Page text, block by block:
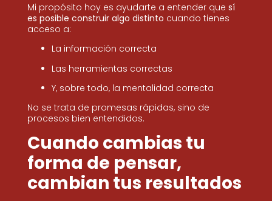
Mi propósito hoy es ayudarte a entender que sí
es posible construir algo distinto cuando tienes
acceso a:
La información correcta
Las herramientas correctas
Y, sobre todo, la mentalidad correcta
No se trata de promesas rápidas, sino de
procesos bien entendidos.
Cuando cambias tu
forma de pensar,
cambian tus resultados